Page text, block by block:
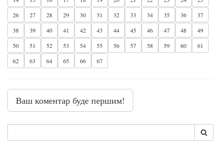
26
27 28 29 30 31 32 33 34 35 36
37
38
39 40 41 42 43 44 45 46 47 48
49
50
51 52 53 54 55 56 57 58 59 60
61
62
63 64 65 66 67
Ваш коментар буде першим!